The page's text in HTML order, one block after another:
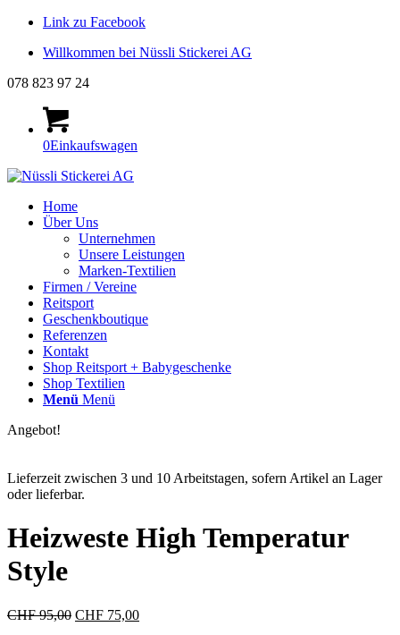
Link zu Facebook
Willkommen bei Nüssli Stickerei AG
078 823 97 24
0Einkaufswagen
Home
Über Uns
Unternehmen
Unsere Leistungen
Marken-Textilien
Firmen / Vereine
Reitsport
Geschenkboutique
Referenzen
Kontakt
Shop Reitsport + Babygeschenke
Shop Textilien
Menü Menü
Angebot!
Lieferzeit zwischen 3 und 10 Arbeitstagen, sofern Artikel an Lager
oder lieferbar.
Heizweste High Temperatur
Style
CHF95,00 Ursprünglicher
CHF 75,00Aktueller